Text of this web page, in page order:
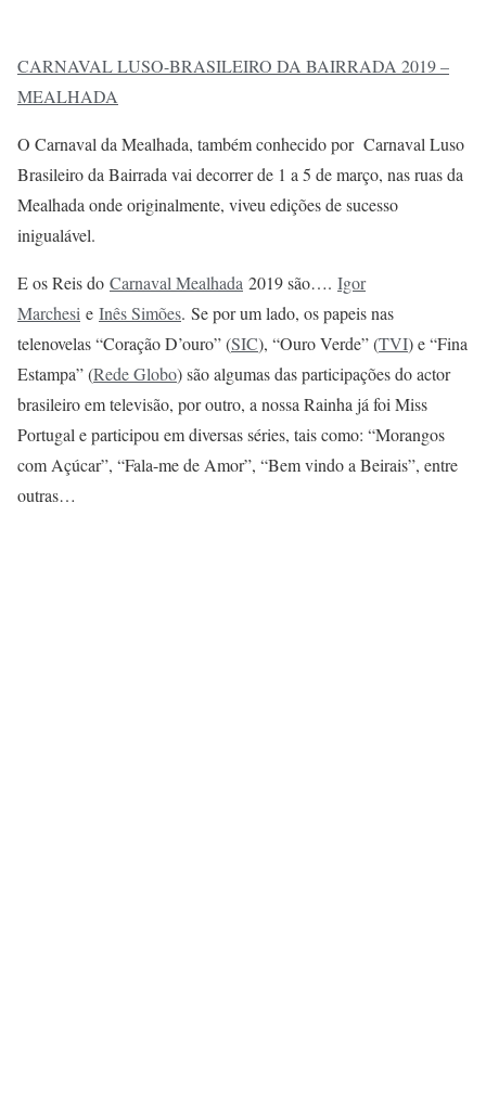
CARNAVAL LUSO-BRASILEIRO DA BAIRRADA 2019 –
MEALHADA
O Carnaval da Mealhada, também conhecido por Carnaval Luso
Brasileiro da Bairrada vai decorrer de 1 a 5 de março, nas ruas da
Mealhada onde originalmente, viveu edições de sucesso
inigualável.
E os Reis do Carnaval Mealhada 2019 são…. Igor
Marchesi e Inês Simões. Se por um lado, os papeis nas
telenovelas “Coração D’ouro” (SIC), “Ouro Verde” (TVI) e “Fina
Estampa” (Rede Globo) são algumas das participações do actor
brasileiro em televisão, por outro, a nossa Rainha já foi Miss
Portugal e participou em diversas séries, tais como: “Morangos
com Açúcar”, “Fala-me de Amor”, “Bem vindo a Beirais”, entre
outras…